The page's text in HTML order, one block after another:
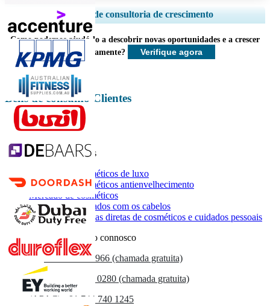
Ampliar a cobertura regional e por país, Análise de segmentos, Perfis de
empresas, Benchmarking competitivo, e insights sobre o usuário final.
Personalizar agora
Serviços de consultoria de crescimento
Como podemos ajudá-lo a descobrir novas oportunidades e a crescer
mais rapidamente?
Verifique agora
Bens de consumo Clientes
Relatórios relacionados
Mercado de cosméticos de luxo
Mercado de cosméticos antienvelhecimento
Mercado de cosméticos
Mercado de cuidados com os cabelos
Mercado de vendas diretas de cosméticos e cuidados pessoais
Entre em contacto connosco
US +1 833 909 2966 (chamada gratuita)
UK
+44 808 502 0280 (chamada gratuita)
(APAC) +91 744 740 1245